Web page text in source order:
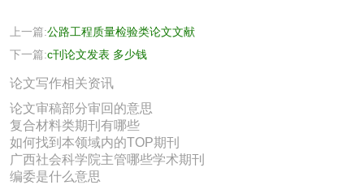
上一篇:公路工程质量检验类论文文献
下一篇:c刊论文发表 多少钱
论文写作相关资讯
论文审稿部分审回的意思
复合材料类期刊有哪些
如何找到本领域内的TOP期刊
广西社会科学院主管哪些学术期刊
编委是什么意思